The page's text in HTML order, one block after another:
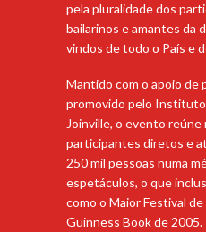
pela pluralidade dos
bailarinos e amantes da
vindos de todo o País e
Mantido com o apoio de
promovido pelo
Joinville, o evento reúne
participantes diretos e
250 mil pessoas numa
espetáculos, o que
como o Maior Festival
Guinness Book de 2005.